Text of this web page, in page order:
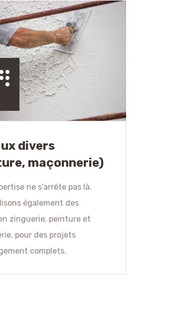
divers
maçonnerie)
ne s'arrête pas là.
également des
zinguerie, peinture et
pour des projets
complets.